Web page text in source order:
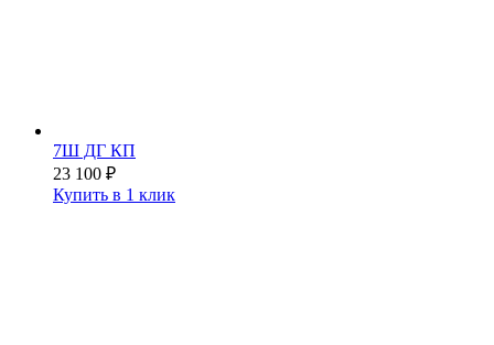
7Ш ДГ КП
23 100 ₽
Купить в 1 клик